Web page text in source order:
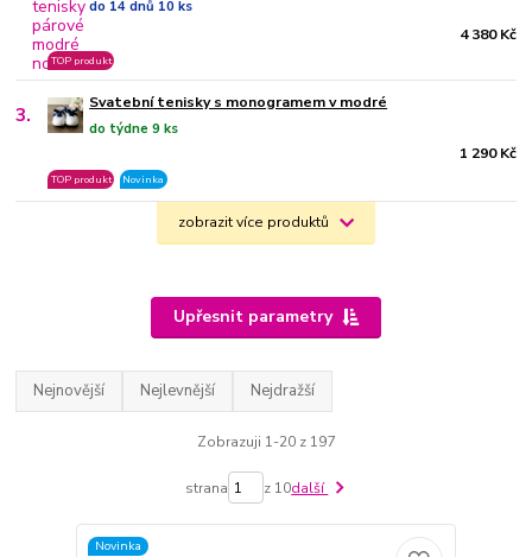
do 14 dnů 10 ks
TOP produkt
4 380 Kč
3. Svatební tenisky s monogramem v modré
do týdne 9 ks
TOP produkt Novinka
1 290 Kč
zobrazit více produktů
Upřesnit parametry
Nejnovější Nejlevnější Nejdražší
Zobrazuji 1-20 z 197
strana z 10další
Novinka